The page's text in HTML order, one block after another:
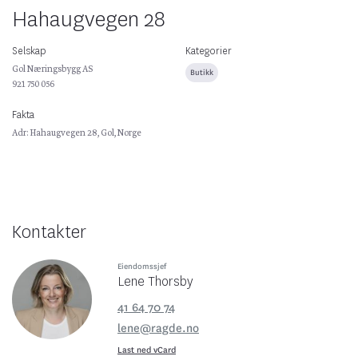
Hahaugvegen 28
Selskap
Gol Næringsbygg AS
921 750 056
Kategorier
Butikk
Fakta
Adr: Hahaugvegen 28, Gol, Norge
Kontakter
Eiendomssjef
Lene Thorsby
41 64 70 74
lene@ragde.no
Last ned vCard